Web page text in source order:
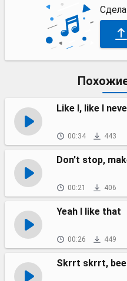
Like I, like I
00:34 443
Don't stop,
00:21 406
Yeah I like that
00:26 449
Skrrt skrrt,